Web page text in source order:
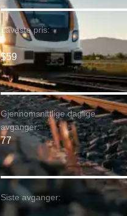
Laveste pris:
$59
Gjennomsnittlige daglige
avganger:
77
Siste avganger: